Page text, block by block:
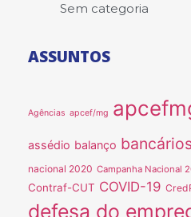
Sem categoria
ASSUNTOS
Agências apcef/mg
assédio balanço bancários
nacional 2020 Campanha Nacional
Contraf-CUT COVID-19
defesa do